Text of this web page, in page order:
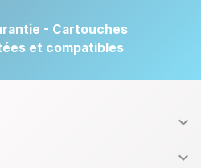
- Cartouches
et compatibles

